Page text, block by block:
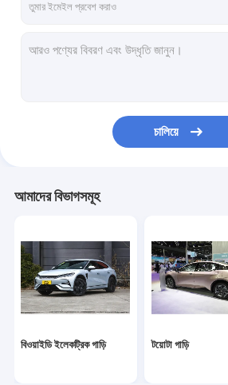
সেরেস ইলেকট্রিক কার
লিঙ্ক অ্যান্ড কো ইলেকট্রিক গাড়ি
ব্যবহৃত গাড়ী
চালিয়ে
আমাদের বিভাগসমূহ
বিওয়াইডি ইলেকট্রিক গাড়ি টয়োটা গাড়ি